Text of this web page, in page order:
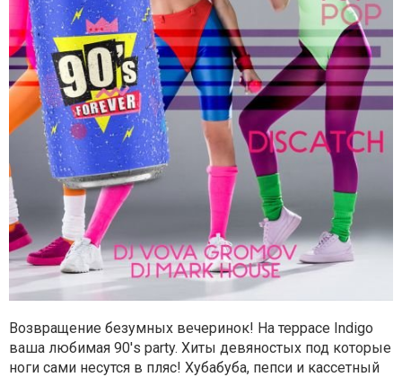
Возвращение безумных вечеринок! На террасе Indigo
ваша любимая 90's party. Хиты девяностых под которые
ноги сами несутся в пляс! Хубабуба, пепси и кассетный